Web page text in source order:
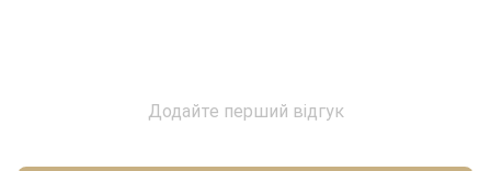
Додайте перший відгук